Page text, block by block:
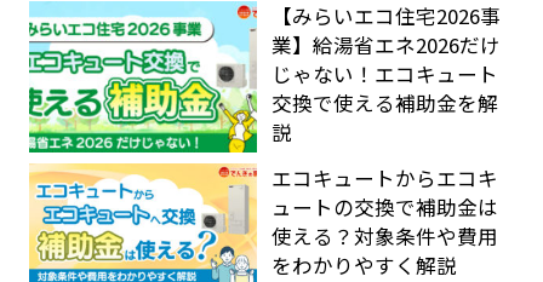
【みらいエコ住宅2026事
業】給湯省エネ2026だけ
じゃない！エコキュート
交換で使える補助金を解
説
エコキュートからエコキ
ュートの交換で補助金は
使える？対象条件や費用
をわかりやすく解説